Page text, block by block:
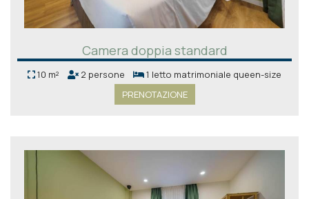
Camera doppia standard
10 m² 2 persone
1 letto matrimoniale queen-size
PRENOTAZIONE